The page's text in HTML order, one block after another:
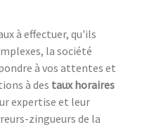
à effectuer, qu'ils
la société
à vos attentes et
à des taux horaires
expertise et leur
zingueurs de la